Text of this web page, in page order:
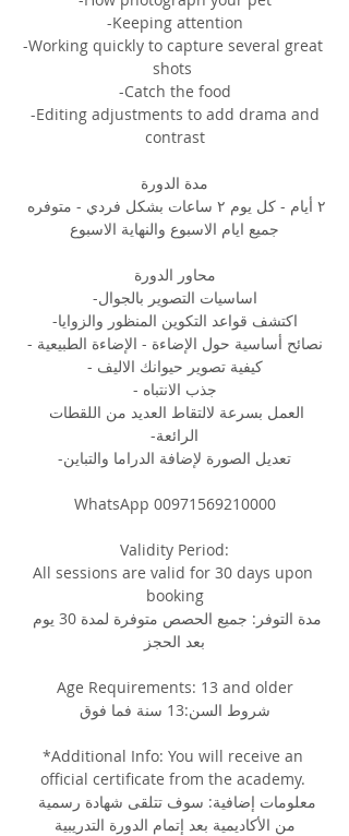
-Keeping attention
-Working quickly to capture several great
shots
-Catch the food
contrast
مدة الدورة
٢ أيام - كل يوم ٢ ساعات بشكل فردي - متوفره
جميع ايام الاسبوع والنهاية الاسبوع
محاور الدورة
اساسيات التصوير بالجوال-
اكتشف قواعد التكوين المنظور والزوايا-
نصائح أساسية حول الإضاءة - الإضاءة الطبيعية -
كيفية تصوير حيوانك الاليف -
جذب الانتباه -
العمل بسرعة لالتقاط العديد من اللقطات
الرائعة-
تعديل الصورة لإضافة الدراما والتباين-
WhatsApp 00971569210000
Validity Period:
All sessions are valid for 30 days upon
booking
مدة التوفر: جميع الحصص متوفرة لمدة 30 يوم
بعد الحجز
Age Requirements: 13 and older
شروط السن:13 سنة فما فوق
*Additional Info: You will receive an
official certificate from the academy.
معلومات إضافية: سوف تتلقى شهادة رسمية
من الأكاديمية بعد إتمام الدورة التدريبية